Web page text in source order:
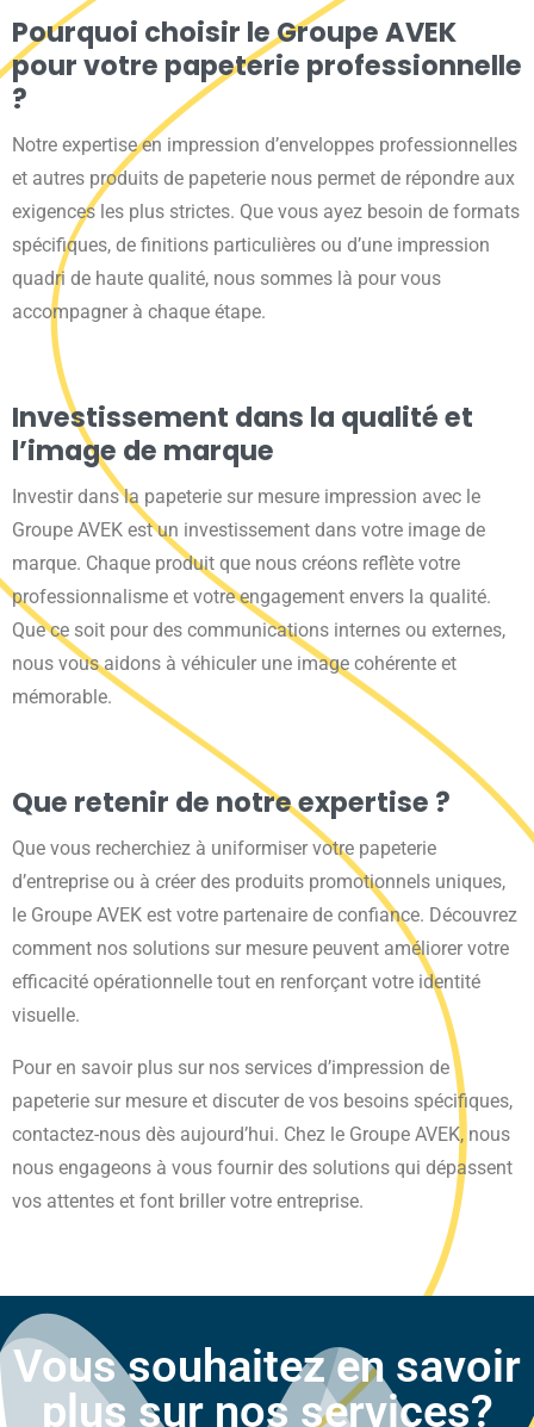
Pourquoi choisir le Groupe AVEK
pour votre papeterie professionnelle
?
Notre expertise en impression d’enveloppes professionnelles
et autres produits de papeterie nous permet de répondre aux
exigences les plus strictes. Que vous ayez besoin de formats
spécifiques, de finitions particulières ou d’une impression
quadri de haute qualité, nous sommes là pour vous
accompagner à chaque étape.
Investissement dans la qualité et
l’image de marque
Investir dans la papeterie sur mesure impression avec le
Groupe AVEK est un investissement dans votre image de
marque. Chaque produit que nous créons reflète votre
professionnalisme et votre engagement envers la qualité.
Que ce soit pour des communications internes ou externes,
nous vous aidons à véhiculer une image cohérente et
mémorable.
Que retenir de notre expertise ?
Que vous recherchiez à uniformiser votre papeterie
d’entreprise ou à créer des produits promotionnels uniques,
le Groupe AVEK est votre partenaire de confiance. Découvrez
comment nos solutions sur mesure peuvent améliorer votre
efficacité opérationnelle tout en renforçant votre identité
visuelle.
Pour en savoir plus sur nos services d’impression de
papeterie sur mesure et discuter de vos besoins spécifiques,
contactez-nous dès aujourd’hui. Chez le Groupe AVEK, nous
nous engageons à vous fournir des solutions qui dépassent
vos attentes et font briller votre entreprise.
Vous souhaitez en savoir
plus sur nos services?
Savoir faire
Le groupe